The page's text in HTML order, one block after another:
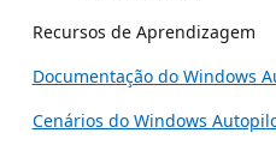
Recursos de Aprendizagem
Documentação do Windows
Cenários do Windows